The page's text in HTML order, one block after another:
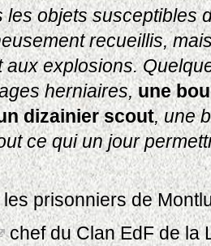
les objets susceptibles
recueillis,
aux explosions.
herniaires,une
dizainier scout, une
ce qui un jour
les prisonniers de
chef du Clan EdF de la